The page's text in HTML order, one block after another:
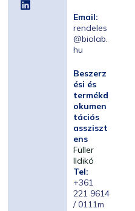
Email:
rendeles
@biolab.
hu
Beszerz
ési és
termékd
okumen
tációs
assziszt
ens
Füller
Ildikó
Tel:
+361
221 9614
/ 0111m